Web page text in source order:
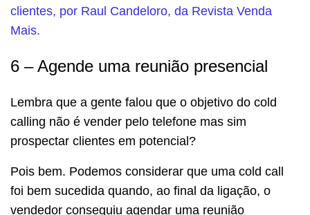
clientes, por Raul Candeloro, da Revista Venda
Mais.
6 – Agende uma reunião presencial
Lembra que a gente falou que o objetivo do cold
calling não é vender pelo telefone mas sim
prospectar clientes em potencial?
Pois bem. Podemos considerar que uma cold call
foi bem sucedida quando, ao final da ligação, o
vendedor conseguiu agendar uma reunião